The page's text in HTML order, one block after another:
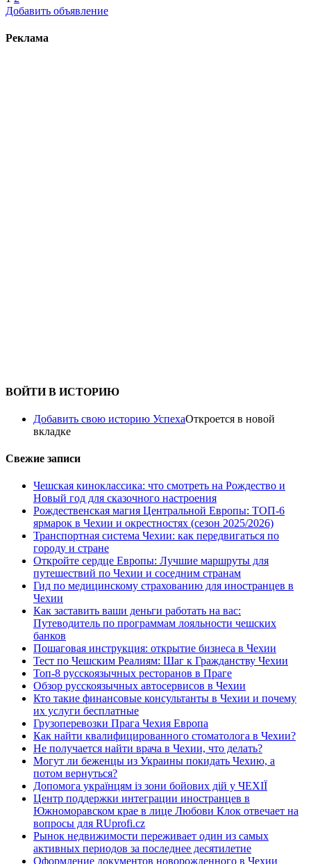
Добавить объявление
Реклама
ВОЙТИ В ИСТОРИЮ
Добавить свою историю УспехаОткроется в новой
вкладке
Свежие записи
Чешская киноклассика: что смотреть на Рождество и
Новый год для сказочного настроения
Рождественская магия Центральной Европы: ТОП-6
ярмарок в Чехии и окрестностях (сезон 2025/2026)
Транспортная система Чехии: как передвигаться по
городу и стране
Откройте сердце Европы: Лучшие маршруты для
путешествий по Чехии и соседним странам
Гид по медицинскому страхованию для иностранцев в
Чехии
Как заставить ваши деньги работать на вас:
Путеводитель по программам лояльности чешских
банков
Пошаговая инструкция: открытие бизнеса в Чехии
Тест по Чешским Реалиям: Шаг к Гражданству Чехии
Топ-8 русскоязычных ресторанов в Праге
Обзор русскоязычных автосервисов в Чехии
Кто такие финансовые консультанты в Чехии и почему
их услуги бесплатные
Грузоперевозки Прага Чехия Европа
Как найти квалифицированного стоматолога в Чехии?
Не получается найти врача в Чехии, что делать?
Могут ли беженцы из Украины покидать Чехию, а
потом вернуться?
Допомога українцям із зони бойових дій у ЧЕХІЇ
Центр поддержки интеграции иностранцев в
Южноморавском крае в лице Любови Клок отвечает на
вопросы для RUprofi.cz
Рынок недвижимости переживает один из самых
активных периодов за последнее десятилетие
Оформление документов новорожденного в Чехии